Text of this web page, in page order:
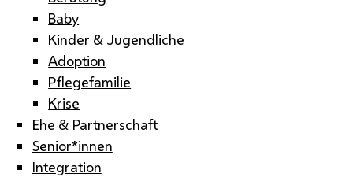
Baby
Kinder & Jugendliche
Adoption
Pflegefamilie
Krise
Ehe & Partnerschaft
Senior*innen
Integration